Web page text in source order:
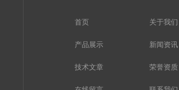
首页 关于我们
产品展示 新闻资讯
技术文章 荣誉资质